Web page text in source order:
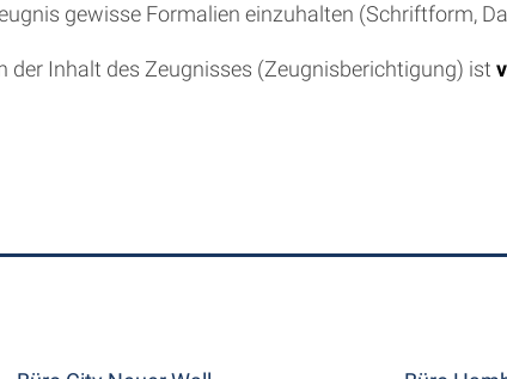
gewisse Formalien einzuhalten (Schriftform,
der Inhalt des Zeugnisses (Zeugnisberichtigung) ist